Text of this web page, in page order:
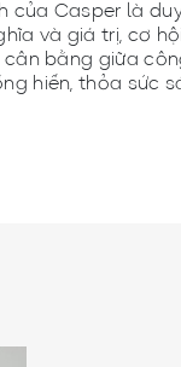
của Casper là
và giá trị, cơ
cân bằng giữa
hiến, thỏa sức